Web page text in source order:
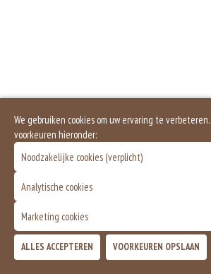
We gebruiken cookies om uw ervaring te
voorkeuren hieronder:
Noodzakelijke cookies (verplicht)
Analytische cookies
Marketing cookies
ALLES ACCEPTEREN VOORKEUREN OPSLAAN